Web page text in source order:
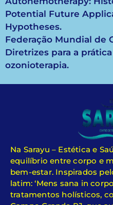
Potential Future
Hypotheses.
Federação Mundial de
Diretrizes para a
ozonioterapia.
Na Sarayu – Estética e
equilíbrio entre corpo e
bem-estar. Inspirados
latim: ‘Mens sana in
tratamentos holísticos,